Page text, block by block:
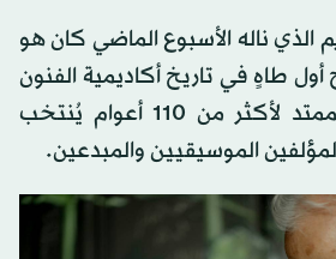
الذي ناله الأسبوع الماضي كان هو
أول طاهٍ في تاريخ أكاديمية الفنون
الجميلة الفرنسية الممتد لأكثر من 110 أعوام يُنتخب
الموسيقيين والمبدعين.